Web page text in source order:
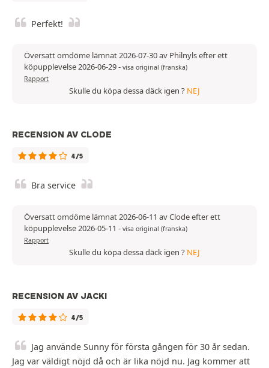
Perfekt!
Översatt omdöme lämnat 2026-07-30 av Philnyls efter ett
köpupplevelse 2026-06-29- visa original (franska)
Rapport
Skulle du köpa dessa däck igen ? NEJ
RECENSION AV CLODE
4/5
Bra service
Översatt omdöme lämnat 2026-06-11 av Clode efter ett
köpupplevelse 2026-05-11 - visa original (franska)
Rapport
Skulle du köpa dessa däck igen ? NEJ
RECENSION AV JACKI
4/5
Jag använde Sunny för första gången för 30 år sedan.
Jag var väldigt nöjd då och är lika nöjd nu. Jag kommer att